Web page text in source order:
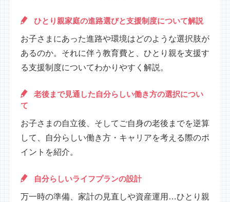
ひとり親家庭の進路選びと支援制度について解説
お子さまにあった進路や環境はどのような選択肢が
あるのか。それに伴う教育費と、ひとり親を支援す
る支援制度についてわかりやすく解説。
老後まで見通した自分らしい働き方の選択につい
て
お子さまの自立後、そしてご自身の老後までを逆算
して、自分らしい働き方・キャリアを考える際のポ
イントを紹介。
自分らしいライフプランの設計
万一時の準備、家計の見直しや資産運用…ひとり親